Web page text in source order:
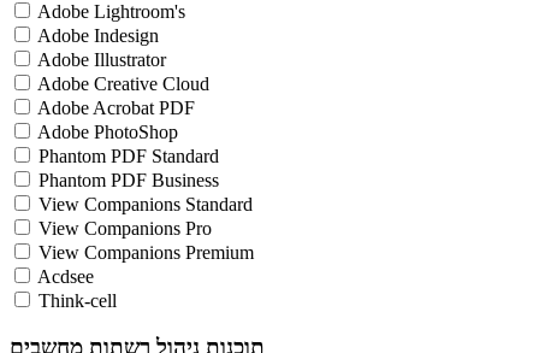
Adobe Lightroom's
Adobe Indesign
Adobe Illustrator
Adobe Creative Cloud
Adobe Acrobat PDF
Adobe PhotoShop
Phantom PDF Standard
Phantom PDF Business
View Companions Standard
View Companions Pro
View Companions Premium
Acdsee
Think-cell
תוכנות ניהול רשתות מחשבים